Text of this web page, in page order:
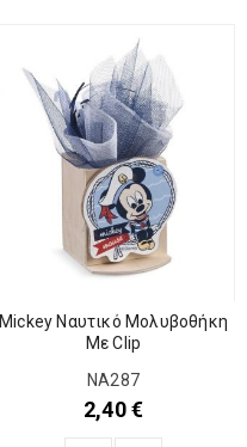
Mickey Ναυτικό Μολυβοθήκη
Με Clip
ΝΑ287
2,40€